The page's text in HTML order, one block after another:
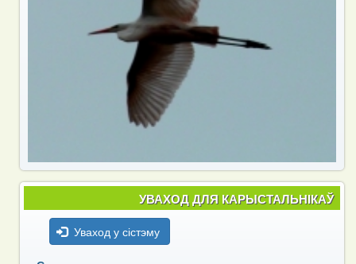
УВАХОД ДЛЯ КАРЫСТАЛЬНІКАЎ
Уваход у сістэму